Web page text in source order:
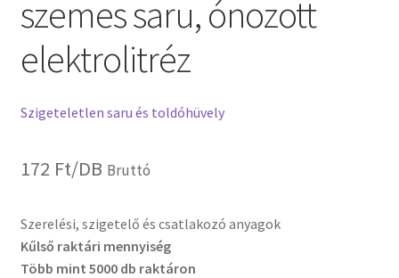
szemes saru, ónozott
elektrolitréz
Szigeteletlen saru és toldóhüvely
172 Ft/DB Bruttó
Szerelési, szigetelő és csatlakozó anyagok
Kűlső raktári mennyiség
Több mint 5000 db raktáron